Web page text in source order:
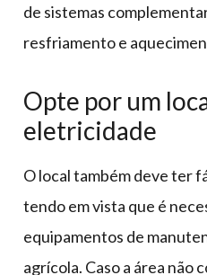
de sistemas
resfriamento e
Opte por um
eletricidade
O local também deve ter
tendo em vista que é
equipamentos de
agrícola. Caso a área não